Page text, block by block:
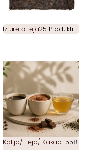
Izturētā tēja25 Produkti
Kafija/ Tēja/ Kakao1 558